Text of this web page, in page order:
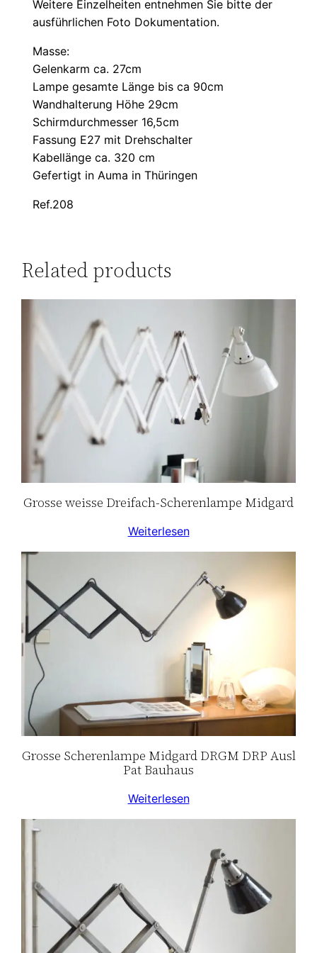
Weitere Einzelheiten entnehmen Sie bitte der
ausführlichen Foto Dokumentation.
Masse:
Gelenkarm ca. 27cm
Lampe gesamte Länge bis ca 90cm
Wandhalterung Höhe 29cm
Schirmdurchmesser 16,5cm
Fassung E27 mit Drehschalter
Kabellänge ca. 320 cm
Gefertigt in Auma in Thüringen
Ref.208
Related products
Grosse weisse Dreifach-Scherenlampe Midgard
Weiterlesen
Grosse Scherenlampe Midgard DRGM DRP Ausl
Pat Bauhaus
Weiterlesen